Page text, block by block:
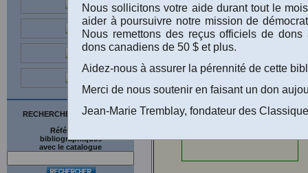
RECHERCHE SUR LE SITE
Références
bibliographiques
avec le catalogue
Nous sollicitons votre aide durant tout le
aider à poursuivre notre mission de
Nous remettons des reçus officiels de
dons canadiens de 50 $ et plus.
Aidez-nous à assurer la pérennité de cette
Merci de nous soutenir en faisant un don
Jean-Marie Tremblay, fondateur des